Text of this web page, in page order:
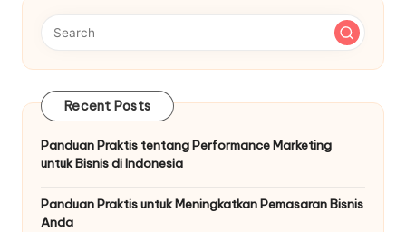
Recent Posts
Panduan Praktis tentang Performance Marketing
untuk Bisnis di Indonesia
Panduan Praktis untuk Meningkatkan Pemasaran Bisnis
Anda